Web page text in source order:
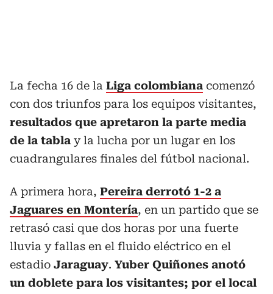
La fecha 16 de la Liga colombiana comenzó
con dos triunfos para los equipos visitantes,
resultados que apretaron la parte media
de la tabla y la lucha por un lugar en los
cuadrangulares finales del fútbol nacional.
A primera hora, Pereira derrotó 1-2 a
Jaguares en Montería, en un partido que se
retrasó casi que dos horas por una fuerte
lluvia y fallas en el fluido eléctrico en el
estadio Jaraguay. Yuber Quiñones anotó
un doblete para los visitantes; por el local